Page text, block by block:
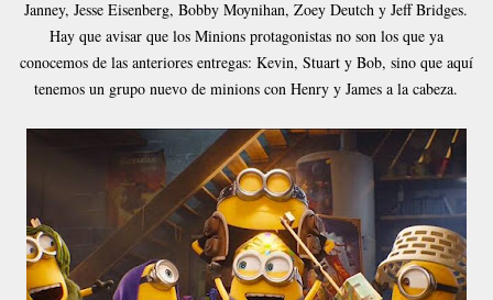
Janney, Jesse Eisenberg, Bobby Moynihan, Zoey Deutch y Jeff Bridges.
Hay que avisar que los Minions protagonistas no son los que ya
conocemos de las anteriores entregas: Kevin, Stuart y Bob, sino que aquí
tenemos un grupo nuevo de minions con Henry y James a la cabeza.